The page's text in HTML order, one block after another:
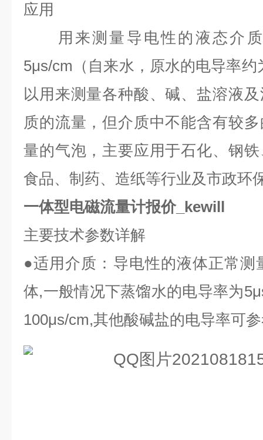
应用
用来测量导电性的液态介质
5μs/cm （自来水，原水的电导率约
以用来测量各种酸、碱、盐溶液
质的流量，但介质中不能含有较
量的气泡，主要应用于石化、钢
食品、制药、造纸等行业及市政环
一体型电磁流量计报价_kewill
主要技术参数详解
●适用介质：导电性的液体正常测
体,一般情况下蒸馏水的电导率为
100μs/cm,其他酸碱盐的电导率可